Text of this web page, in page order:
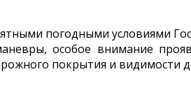
погодными условиями
особое внимание
покрытия и видимости